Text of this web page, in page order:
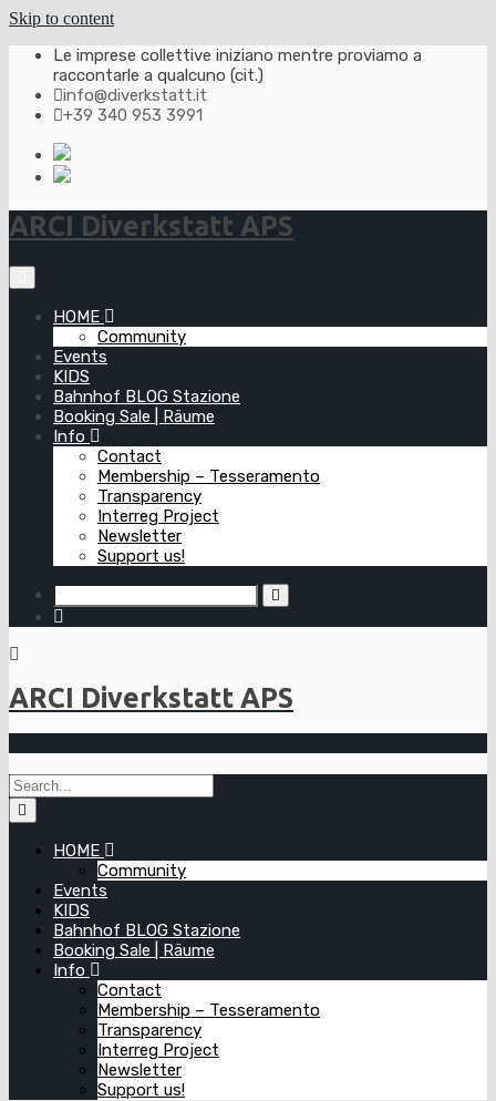
Skip to content
Le imprese collettive iniziano mentre proviamo a
raccontarle a qualcuno (cit.)
info@diverkstatt.it
+39 340 953 3991
ARCI Diverkstatt APS
HOME
Community
Events
KIDS
Bahnhof BLOG Stazione
Booking Sale | Räume
Info
Contact
Membership – Tesseramento
Transparency
Interreg Project
Newsletter
Support us!
ARCI Diverkstatt APS
HOME
Community
Events
KIDS
Bahnhof BLOG Stazione
Booking Sale | Räume
Info
Contact
Membership – Tesseramento
Transparency
Interreg Project
Newsletter
Support us!